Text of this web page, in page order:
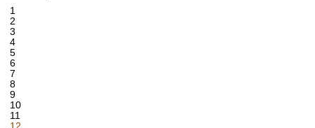
1
2
3
4
5
6
7
8
9
10
11